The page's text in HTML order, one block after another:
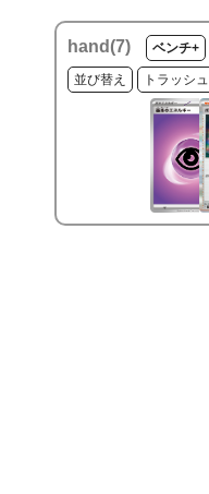
hand(7) ベンチ+
並び替え トラッシュ